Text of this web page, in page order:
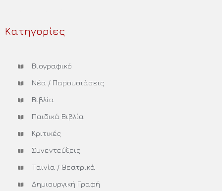
Κατηγορίες
Βιογραφικό
Νέα / Παρουσιάσεις
Βιβλία
Παιδικά Βιβλία
Κριτικές
Συνεντεύξεις
Ταινία / Θεατρικά
Δημιουργική Γραφή